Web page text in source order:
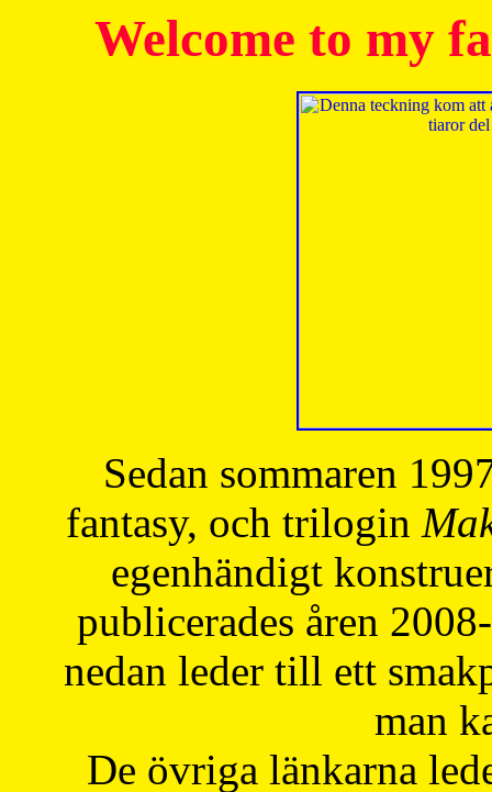
Welcome to my
Sedan sommaren
fantasy, och trilogin
egenhändigt
publicerades åren
nedan leder till ett
man
De övriga länkarna